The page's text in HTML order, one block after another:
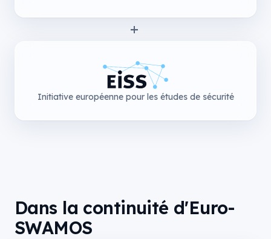
+
Initiative européenne pour les études de sécurité
Dans la continuité d'Euro-
SWAMOS